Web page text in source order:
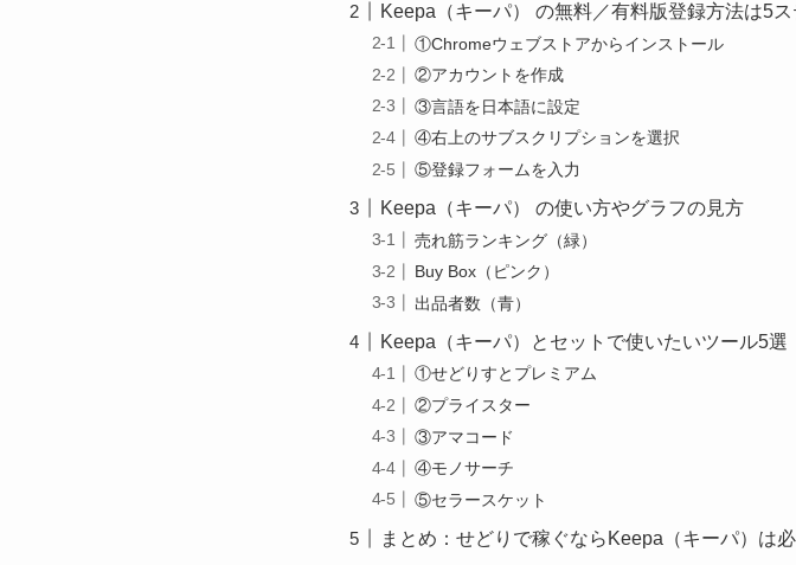
Keepa（キーパ） の無料／有料版登録方法は5
①Chromeウェブストアからインストール
②アカウントを作成
③言語を日本語に設定
④右上のサブスクリプションを選択
⑤登録フォームを入力
Keepa（キーパ） の使い方やグラフの見方
売れ筋ランキング（緑）
Buy Box（ピンク）
出品者数（青）
Keepa（キーパ）とセットで使いたいツール5選
①せどりすとプレミアム
②プライスター
③アマコード
④モノサーチ
⑤セラースケット
まとめ：せどりで稼ぐならKeepa（キーパ）は